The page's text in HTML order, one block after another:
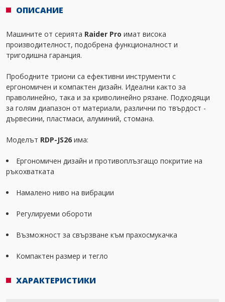
ОПИСАНИЕ
Машините от серията Raider Pro имат висока
производителност, подобрена функционалност и
тригодишна гаранция.
Прободните триони са ефективни инструменти с
ергономичен и компактен дизайн. Идеални както за
праволинейно, така и за криволинейно рязане. Подходящи
за голям диапазон от материали, различни по твърдост -
дървесини, пластмаси, алуминий, стомана.
Моделът RDP-JS26 има:
Ергономичен дизайн и противоплъзгащо покритие на
ръкохватката
Намалено ниво на вибрации
Регулируеми обороти
Възможност за свързване към прахосмукачка
Компактен размер и тегло
ХАРАКТЕРИСТИКИ